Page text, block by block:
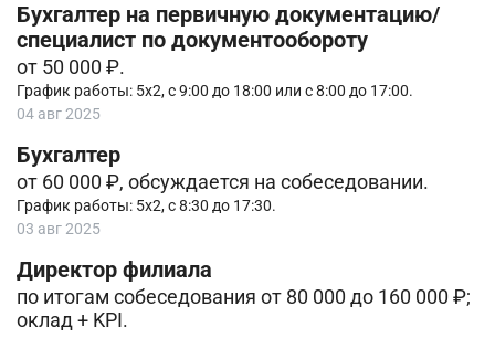
Бухгалтер на первичную документацию/
специалист по документообороту
от 50 000 ₽.
График работы: 5х2, c 9:00 до 18:00 или c 8:00 до 17:00.
04 авг 2025
Бухгалтер
от 60 000 ₽, обсуждается на собеседовании.
График работы: 5х2, с 8:30 до 17:30.
03 авг 2025
Директор филиала
по итогам собеседования от 80 000 до 160 000 ₽;
оклад + KPI.